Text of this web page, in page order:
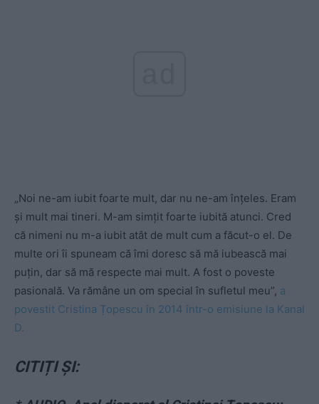
„Noi ne-am iubit foarte mult, dar nu ne-am înțeles. Eram
și mult mai tineri. M-am simțit foarte iubită atunci. Cred
că nimeni nu m-a iubit atât de mult cum a făcut-o el. De
multe ori îi spuneam că îmi doresc să mă iubească mai
puțin, dar să mă respecte mai mult. A fost o poveste
pasională. Va rămâne un om special în sufletul meu”, a
povestit Cristina Țopescu în 2014 într-o emisiune la Kanal
D.
CITIȚI ȘI: